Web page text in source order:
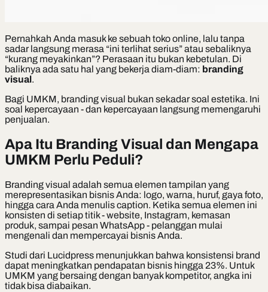
Pernahkah Anda masuk ke sebuah toko online, lalu tanpa
sadar langsung merasa “ini terlihat serius” atau sebaliknya
“kurang meyakinkan”? Perasaan itu bukan kebetulan. Di
baliknya ada satu hal yang bekerja diam-diam: branding
visual .
Bagi UMKM, branding visual bukan sekadar soal estetika. Ini
soal kepercayaan - dan kepercayaan langsung memengaruhi
penjualan.
Apa Itu Branding Visual dan Mengapa
UMKM Perlu Peduli?
Branding visual adalah semua elemen tampilan yang
merepresentasikan bisnis Anda: logo, warna, huruf, gaya foto,
hingga cara Anda menulis caption. Ketika semua elemen ini
konsisten di setiap titik - website, Instagram, kemasan
produk, sampai pesan WhatsApp - pelanggan mulai
mengenali dan mempercayai bisnis Anda.
Studi dari Lucidpress menunjukkan bahwa konsistensi brand
dapat meningkatkan pendapatan bisnis hingga 23%. Untuk
UMKM yang bersaing dengan banyak kompetitor, angka ini
tidak bisa diabaikan.